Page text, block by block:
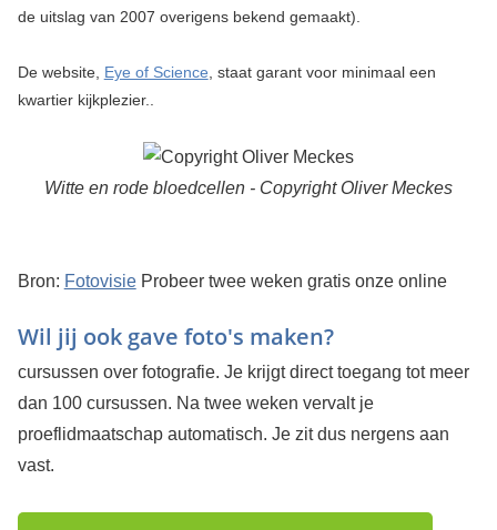
de uitslag van 2007 overigens bekend gemaakt).
De website, Eye of Science, staat garant voor minimaal een
kwartier kijkplezier..
Witte en rode bloedcellen - Copyright Oliver Meckes
Bron: Fotovisie
Wil jij ook gave foto's maken?
Probeer twee weken gratis onze online
cursussen over fotografie. Je krijgt direct toegang tot meer
dan 100 cursussen. Na twee weken vervalt je
proeflidmaatschap automatisch. Je zit dus nergens aan
vast.